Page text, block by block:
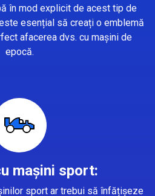
în mod explicit de acest tip de
esențial să creați o emblemă
afacerea dvs. cu mașini de
epocă.
mașini sport:
sport ar trebui să înfățișeze